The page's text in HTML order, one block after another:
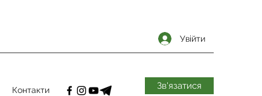
Увійти
Контакти Зв'язатися